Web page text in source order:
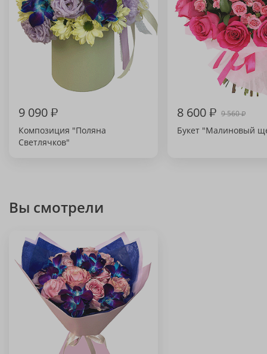
9 090₽
Композиция "Поляна
Светлячков"
8 600₽ 9 560₽
Букет "Малиновый
Вы смотрели